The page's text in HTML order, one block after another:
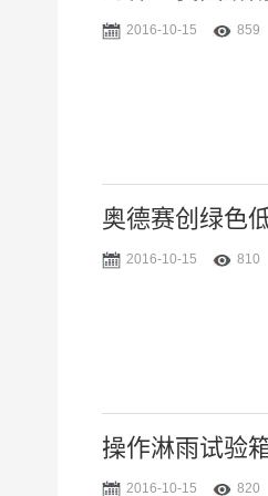
2016-10-15 859
奥德赛创绿色
2016-10-15 810
操作淋雨试验
2016-10-15 820